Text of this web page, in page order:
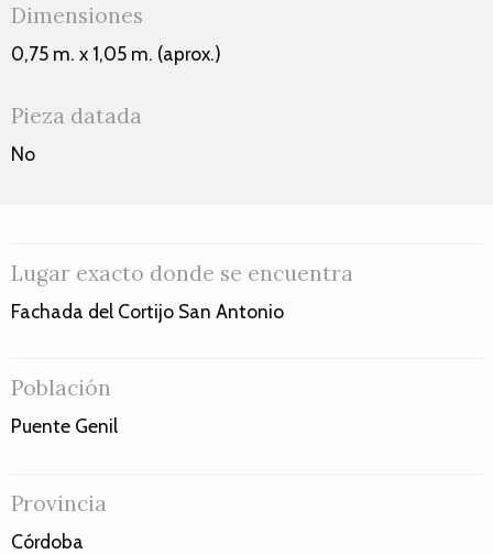
Dimensiones
0,75 m. x 1,05 m. (aprox.)
Pieza datada
No
Lugar exacto donde se encuentra
Fachada del Cortijo San Antonio
Población
Puente Genil
Provincia
Córdoba